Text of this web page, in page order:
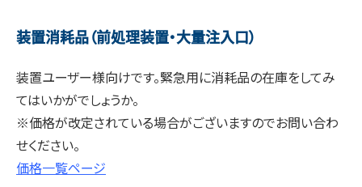
装置消耗品（前処理装置・大量注入口）
装置ユーザー様向けです。緊急用に消耗品の在庫をしてみ
てはいかがでしょうか。
※価格が改定されている場合がございますのでお問い合わ
せください。
価格一覧ページ